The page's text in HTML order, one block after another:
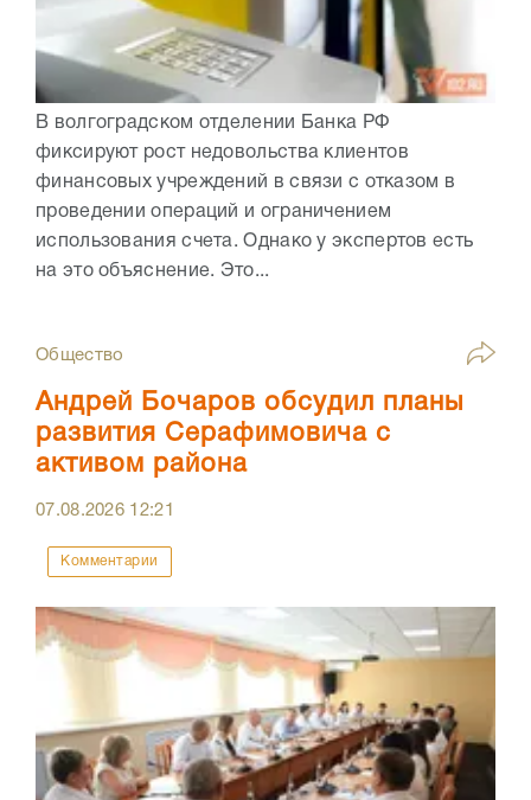
В волгоградском отделении Банка РФ
фиксируют рост недовольства клиентов
финансовых учреждений в связи с отказом в
проведении операций и ограничением
использования счета. Однако у экспертов есть
на это объяснение. Это...
Общество
Андрей Бочаров обсудил планы
развития Серафимовича с
активом района
07.08.2026 12:21
Комментарии